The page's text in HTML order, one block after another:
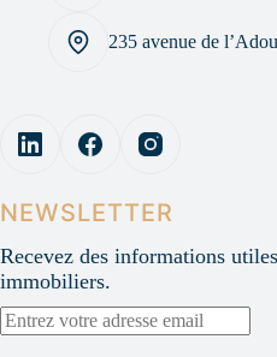
235 avenue de
NEWSLETTER
Recevez des informations
immobiliers.